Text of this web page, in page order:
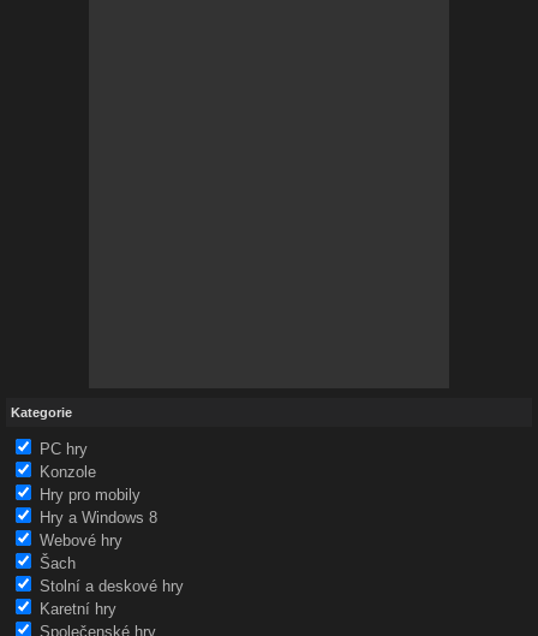
Kategorie
PC hry
Konzole
Hry pro mobily
Hry a Windows 8
Webové hry
Šach
Stolní a deskové hry
Karetní hry
Společenské hry